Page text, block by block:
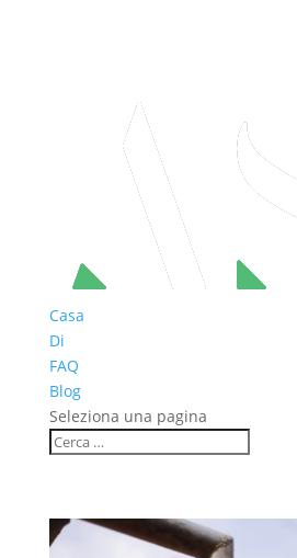
Casa
Di
FAQ
Blog
Seleziona una pagina